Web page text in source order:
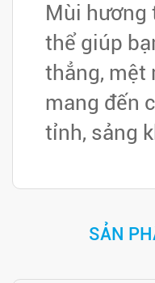
Mùi hương
thể giúp
thẳng, mệt
mang đến
tỉnh, sảng
SẢN